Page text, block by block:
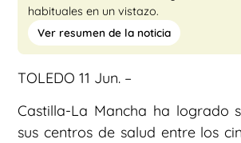
habituales en un vistazo.
Ver resumen de la noticia
TOLEDO 11 Jun. –
Castilla-La Mancha ha logrado
sus centros de salud entre los